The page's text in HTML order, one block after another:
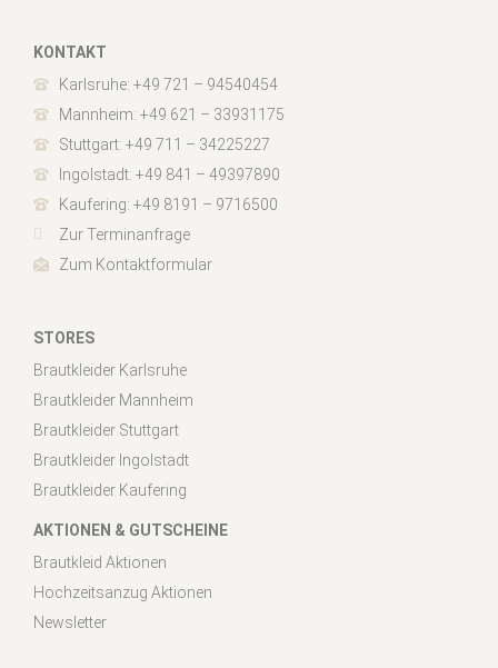
KONTAKT
Karlsruhe: +49 721 – 94540454
Mannheim: +49 621 – 33931175
Stuttgart: +49 711 – 34225227
Ingolstadt: +49 841 – 49397890
Kaufering: +49 8191 – 9716500
Zur Terminanfrage
Zum Kontaktformular
STORES
Brautkleider Karlsruhe
Brautkleider Mannheim
Brautkleider Stuttgart
Brautkleider Ingolstadt
Brautkleider Kaufering
AKTIONEN & GUTSCHEINE
Brautkleid Aktionen
Hochzeitsanzug Aktionen
Newsletter